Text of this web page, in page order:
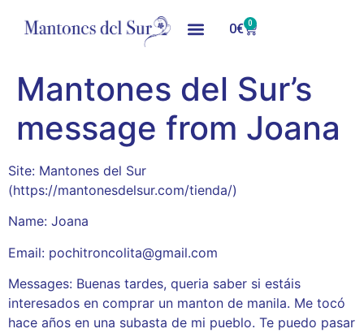
0€ 0
Mantones del Sur’s
message from Joana
Site: Mantones del Sur
(https://mantonesdelsur.com/tienda/)
Name: Joana
Email: pochitroncolita@gmail.com
Messages: Buenas tardes, queria saber si estáis
interesados en comprar un manton de manila. Me tocó
hace años en una subasta de mi pueblo. Te puedo pasar